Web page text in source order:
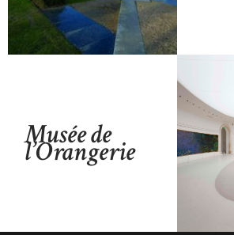
Musée de
l’Orangerie